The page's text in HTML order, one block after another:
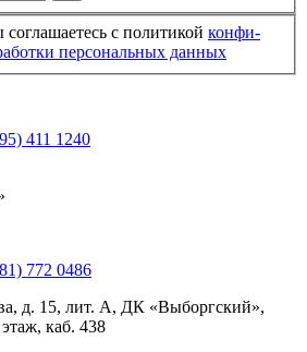
с политикой конфи­
персональных данных
411 1240
772 0486
д. 15, лит. А, ДК «Выборгский»,
каб. 438